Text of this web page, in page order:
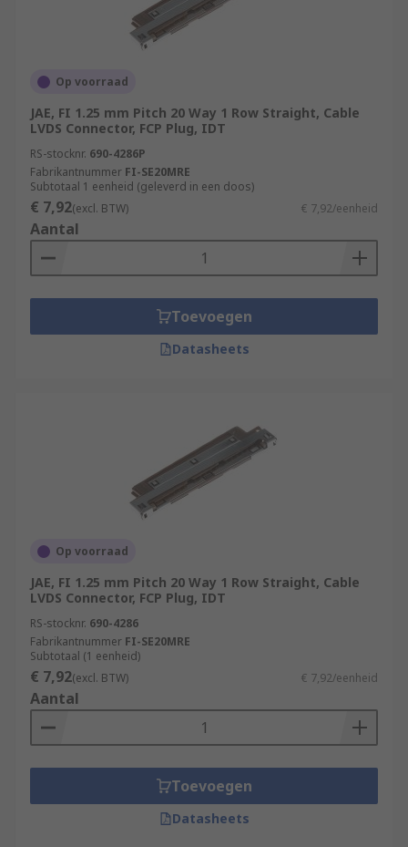
Op voorraad
JAE, FI 1.25 mm Pitch 20 Way 1 Row Straight, Cable
LVDS Connector, FCP Plug, IDT
RS-stocknr. 690-4286P
Fabrikantnummer FI-SE20MRE
Subtotaal 1 eenheid (geleverd in een doos)
€ 7,92(excl. BTW) € 7,92/eenheid
Aantal
Toevoegen
Datasheets
Op voorraad
JAE, FI 1.25 mm Pitch 20 Way 1 Row Straight, Cable
LVDS Connector, FCP Plug, IDT
RS-stocknr. 690-4286
Fabrikantnummer FI-SE20MRE
Subtotaal (1 eenheid)
€ 7,92(excl. BTW) € 7,92/eenheid
Aantal
Toevoegen
Datasheets